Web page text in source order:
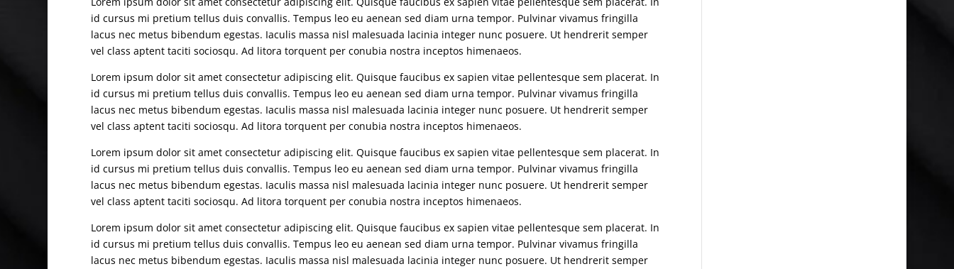
id cursus mi pretium tellus duis convallis. Tempus leo eu aenean sed diam urna tempor. Pulvinar vivamus fringilla
lacus nec metus bibendum egestas. Iaculis massa nisl malesuada lacinia integer nunc posuere. Ut hendrerit semper
vel class aptent taciti sociosqu. Ad litora torquent per conubia nostra inceptos himenaeos.
Lorem ipsum dolor sit amet consectetur adipiscing elit. Quisque faucibus ex sapien vitae pellentesque sem placerat. In
id cursus mi pretium tellus duis convallis. Tempus leo eu aenean sed diam urna tempor. Pulvinar vivamus fringilla
lacus nec metus bibendum egestas. Iaculis massa nisl malesuada lacinia integer nunc posuere. Ut hendrerit semper
vel class aptent taciti sociosqu. Ad litora torquent per conubia nostra inceptos himenaeos.
Lorem ipsum dolor sit amet consectetur adipiscing elit. Quisque faucibus ex sapien vitae pellentesque sem placerat. In
id cursus mi pretium tellus duis convallis. Tempus leo eu aenean sed diam urna tempor. Pulvinar vivamus fringilla
lacus nec metus bibendum egestas. Iaculis massa nisl malesuada lacinia integer nunc posuere. Ut hendrerit semper
vel class aptent taciti sociosqu. Ad litora torquent per conubia nostra inceptos himenaeos.
Lorem ipsum dolor sit amet consectetur adipiscing elit. Quisque faucibus ex sapien vitae pellentesque sem placerat. In
id cursus mi pretium tellus duis convallis. Tempus leo eu aenean sed diam urna tempor. Pulvinar vivamus fringilla
lacus nec metus bibendum egestas. Iaculis massa nisl malesuada lacinia integer nunc posuere. Ut hendrerit semper